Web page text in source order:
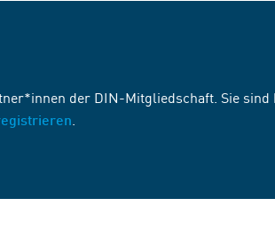
der DIN-Mitgliedschaft. Sie